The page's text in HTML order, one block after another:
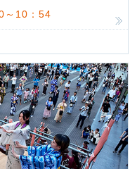
～10：54